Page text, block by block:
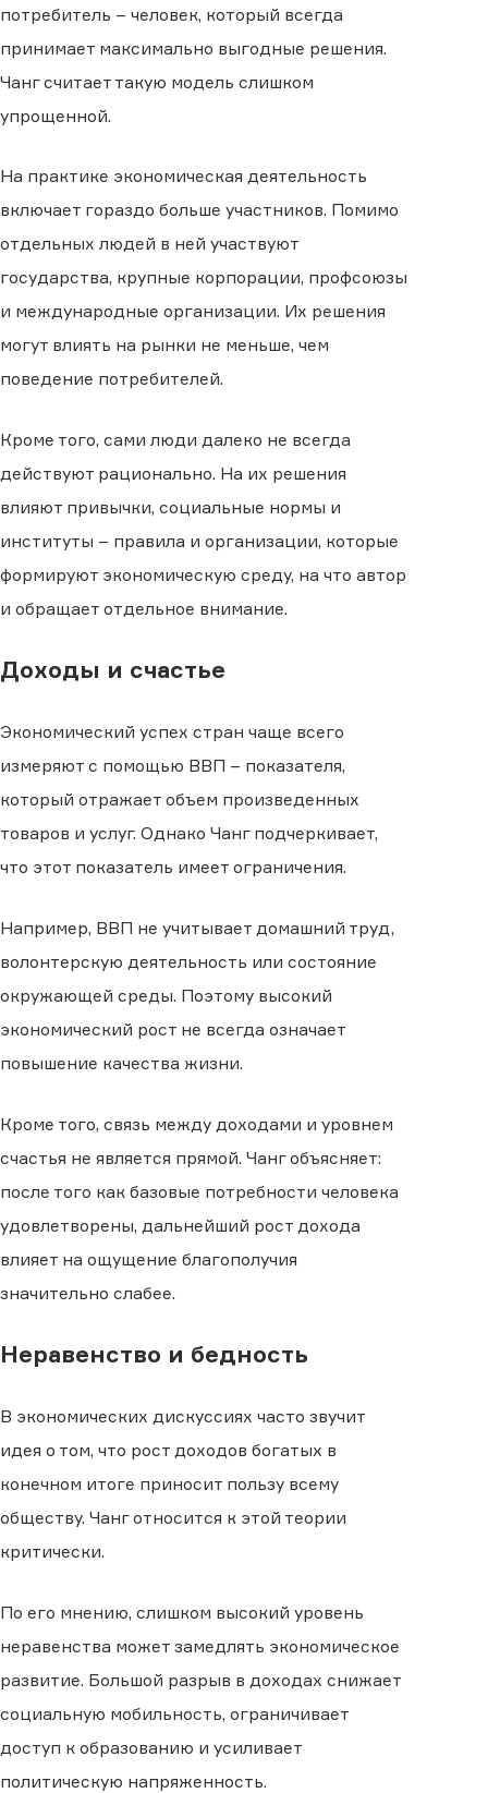
потребитель – человек, который всегда
принимает максимально выгодные решения.
Чанг считает такую модель слишком
упрощенной.
На практике экономическая деятельность
включает гораздо больше участников. Помимо
отдельных людей в ней участвуют
государства, крупные корпорации, профсоюзы
и международные организации. Их решения
могут влиять на рынки не меньше, чем
поведение потребителей.
Кроме того, сами люди далеко не всегда
действуют рационально. На их решения
влияют привычки, социальные нормы и
институты – правила и организации, которые
формируют экономическую среду, на что автор
и обращает отдельное внимание.
Доходы и счастье
Экономический успех стран чаще всего
измеряют с помощью ВВП – показателя,
который отражает объем произведенных
товаров и услуг. Однако Чанг подчеркивает,
что этот показатель имеет ограничения.
Например, ВВП не учитывает домашний труд,
волонтерскую деятельность или состояние
окружающей среды. Поэтому высокий
экономический рост не всегда означает
повышение качества жизни.
Кроме того, связь между доходами и уровнем
счастья не является прямой. Чанг объясняет:
после того как базовые потребности человека
удовлетворены, дальнейший рост дохода
влияет на ощущение благополучия
значительно слабее.
Неравенство и бедность
В экономических дискуссиях часто звучит
идея о том, что рост доходов богатых в
конечном итоге приносит пользу всему
обществу. Чанг относится к этой теории
критически.
По его мнению, слишком высокий уровень
неравенства может замедлять экономическое
развитие. Большой разрыв в доходах снижает
социальную мобильность, ограничивает
доступ к образованию и усиливает
политическую напряженность.